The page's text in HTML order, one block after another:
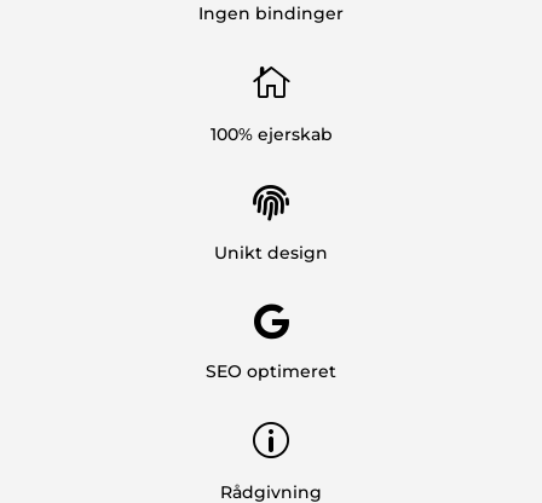
Ingen bindinger

100% ejerskab

Unikt design

SEO optimeret
p
Rådgivning